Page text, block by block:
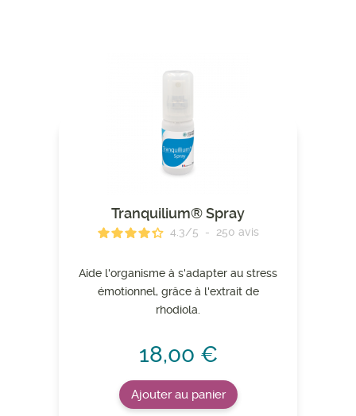
Tranquilium® Spray
4.3/5 - 250 avis
Aide l'organisme à s'adapter au stress
émotionnel, grâce à l'extrait de
rhodiola.
18,00 €
Ajouter au panier